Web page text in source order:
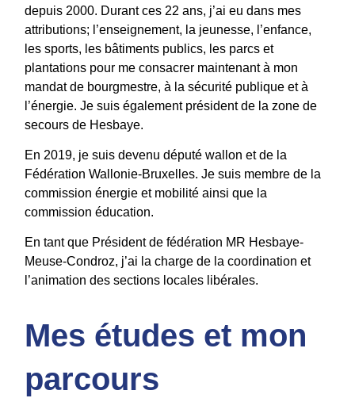
depuis 2000. Durant ces 22 ans, j’ai eu dans mes
attributions; l’enseignement, la jeunesse, l’enfance,
les sports, les bâtiments publics, les parcs et
plantations pour me consacrer maintenant à mon
mandat de bourgmestre, à la sécurité publique et à
l’énergie. Je suis également président de la zone de
secours de Hesbaye.
En 2019, je suis devenu député wallon et de la
Fédération Wallonie-Bruxelles. Je suis membre de la
commission énergie et mobilité ainsi que la
commission éducation.
En tant que Président de fédération MR Hesbaye-
Meuse-Condroz, j’ai la charge de la coordination et
l’animation des sections locales libérales.
Mes études et mon
parcours